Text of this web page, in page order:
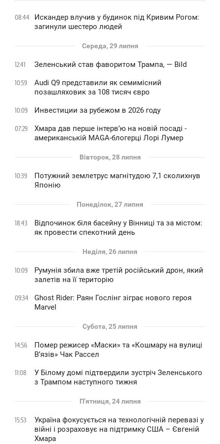
08:44
Искандер влучив у будинок під Кривим Рогом:
загинули шестеро людей
Середа, 29 липня
12:41 Зеленський став фаворитом Трампа, — Bild
10:59
Audi Q9 представили як семимісний
позашляховик за 108 тисяч євро
10:09 Инвестиции за рубежом в 2026 году
07:29
Хмара дав перше інтервʼю на новій посаді -
американській MAGA-блогерці Лорі Лумер
Вівторок, 28 липня
10:39
Потужний землетрус магнітудою 7,1 сколихнув
Японію
Понеділок, 27 липня
18:43
Відпочинок біля басейну у Вінниці та за містом:
як провести спекотний день
Неділя, 26 липня
10:09
Румунія збила вже третій російський дрон, який
залетів на її територію
09:34
Ghost Rider: Раян Гослінг зіграє нового героя
Marvel
Субота, 25 липня
14:56
Помер режисер «Маски» та «Кошмару на вулиці
В’язів» Чак Рассел
11:08
У Білому домі підтвердили зустріч Зеленського
з Трампом наступного тижня
П'ятниця, 24 липня
15:53
Україна фокусується на технологічній перевазі у
війні і розраховує на підтримку США – Євгеній
Хмара